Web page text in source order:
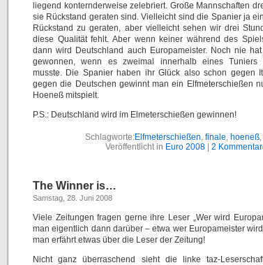
liegend konternderweise zelebriert. Große Mannschaften
sie Rückstand geraten sind. Vielleicht sind die Spanier ja
Rückstand zu geraten, aber vielleicht sehen wir drei
diese Qualität fehlt. Aber wenn keiner während des
dann wird Deutschland auch Europameister. Noch nie
gewonnen, wenn es zweimal innerhalb eines Tuniers
musste. Die Spanier haben ihr Glück also schon gegen
gegen die Deutschen gewinnt man ein Elfmeterschießen
Hoeneß mitspielt.
P.S.: Deutschland wird im Elmeterschießen gewinnen!
Schlagworte:Elfmeterschießen, finale, hoeneß,
Veröffentlicht in Euro 2008 2
The Winner is…
Samstag, 28. Juni 2008
Viele Zeitungen fragen gerne ihre Leser „Wer wird
man eigentlich dann darüber – etwa wer Europameister
man erfährt etwas über die Leser der Zeitung!
Nicht ganz überraschend sieht die linke taz-